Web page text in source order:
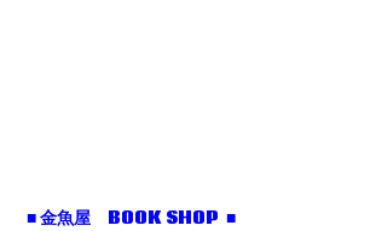
■ 金魚屋 BOOK SHOP ■